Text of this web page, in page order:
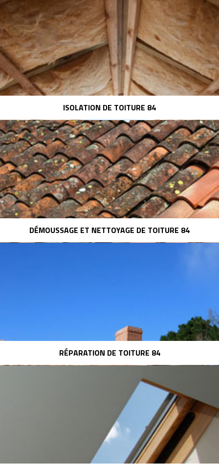
ISOLATION DE TOITURE 84
DÉMOUSSAGE ET NETTOYAGE DE TOITURE 84
RÉPARATION DE TOITURE 84